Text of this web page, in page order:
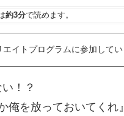
約3分で読めます。
イトプログラムに参加してい
！？
俺を放っておいてくれ